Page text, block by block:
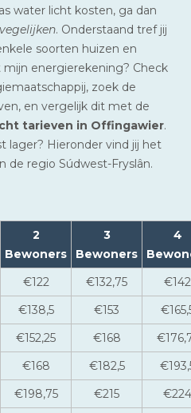
water licht kosten, ga dan
. Onderstaand tref jij
soorten huizen en
energierekening? Check
zoek de
en vergelijk dit met de
tarieven in Offingawier.
lager? Hieronder vind jij het
de regio Súdwest-Fryslân.
2
Bewoners
3
Bewoners
4
€122 €132,75
€142
€138,5 €153
€152,25 €168
€168 €182,5
€198,75 €215
€224